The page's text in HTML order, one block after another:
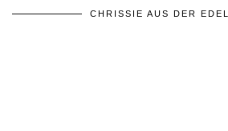
CHRISSIE AUS DER